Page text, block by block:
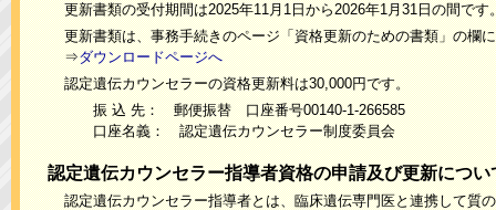
更新書類の受付期間は2025年11月1日から2026年1月31日の間です
更新書類は、事務手続きのページ「資格更新のための書類」の欄
⇒ダウンロードページへ
認定遺伝カウンセラーの資格更新料は30,000円です。
振 込 先： 郵便振替 口座番号00140-1-266585
口座名義： 認定遺伝カウンセラー制度委員会
認定遺伝カウンセラー指導者資格の申請及び更新につい
認定遺伝カウンセラー指導者とは、臨床遺伝専門医と連携して質